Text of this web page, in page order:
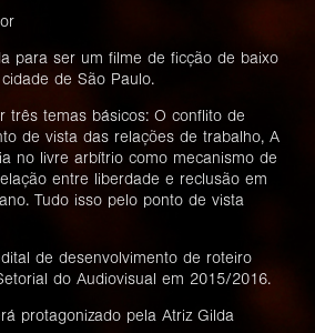
para ser um filme de ficção de baixo
de São Paulo.
três temas básicos: O conflito de
de vista das relações de trabalho, A
no livre arbítrio como mecanismo de
entre liberdade e reclusão em
Tudo isso pelo ponto de vista
de desenvolvimento de roteiro
do Audiovisual em 2015/2016.
protagonizado pela Atriz Gilda